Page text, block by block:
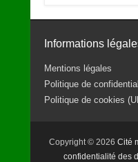
Informations
Mentions légales
Politique de
Politique de cookies
Copyright © 2026 Cité
confidentialité des